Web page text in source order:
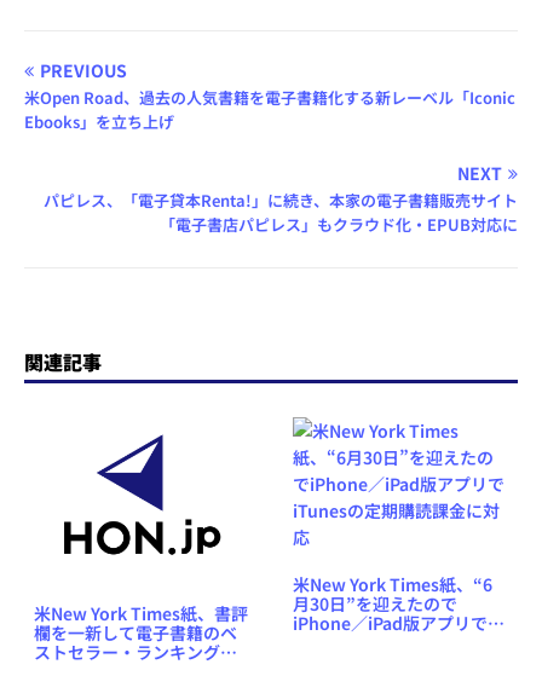
PREVIOUS
米Open Road、過去の人気書籍を電子書籍化する新レーベル「Iconic
Ebooks」を立ち上げ
NEXT
パピレス、「電子貸本Renta!」に続き、本家の電子書籍販売サイト
「電子書店パピレス」もクラウド化・EPUB対応に
関連記事
米New York Times紙、書評
欄を一新して電子書籍のベ
ストセラー・ランキングの
米New York Times紙、“6
月30日”を迎えたので
iPhone／iPad版アプリで